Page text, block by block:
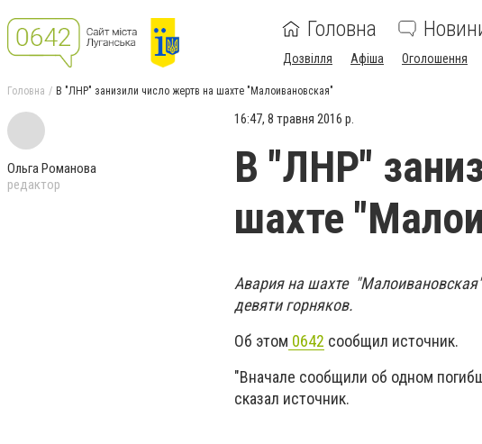
Головна
Дозвілля Афіша Оголошення
Головна В "ЛНР" занизили число жертв на шахте "Малоивановская"
Ольга Романова
редактор
16:47, 8 травня 2016 р.
В "ЛНР"
шахте
Авария на шахте
девяти горняков.
Об этом 0642 сообщил источник.
"Вначале сообщили об одном
сказал источник.